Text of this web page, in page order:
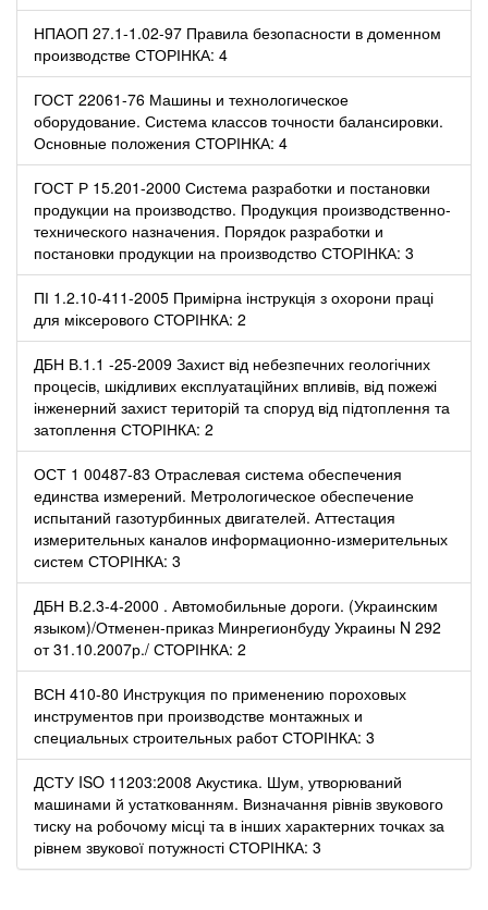
НПАОП 27.1-1.02-97 Правила безопасности в доменном
производстве СТОРІНКА: 4
ГОСТ 22061-76 Машины и технологическое
оборудование. Система классов точности балансировки.
Основные положения СТОРІНКА: 4
ГОСТ Р 15.201-2000 Система разработки и постановки
продукции на производство. Продукция производственно-
технического назначения. Порядок разработки и
постановки продукции на производство СТОРІНКА: 3
ПІ 1.2.10-411-2005 Примірна інструкція з охорони праці
для міксерового СТОРІНКА: 2
ДБН В.1.1 -25-2009 Захист від небезпечних геологічних
процесів, шкідливих експлуатаційних впливів, від пожежі
інженерний захист територій та споруд від підтоплення та
затоплення СТОРІНКА: 2
ОСТ 1 00487-83 Отраслевая система обеспечения
единства измерений. Метрологическое обеспечение
испытаний газотурбинных двигателей. Аттестация
измерительных каналов информационно-измерительных
систем СТОРІНКА: 3
ДБН В.2.3-4-2000 . Автомобильные дороги. (Украинским
языком)/Отменен-приказ Минрегионбуду Украины N 292
от 31.10.2007р./ СТОРІНКА: 2
ВСН 410-80 Инструкция по применению пороховых
инструментов при производстве монтажных и
специальных строительных работ СТОРІНКА: 3
ДСТУ ISO 11203:2008 Акустика. Шум, утворюваний
машинами й устаткованням. Визначання рівнів звукового
тиску на робочому місці та в інших характерних точках за
рівнем звукової потужності СТОРІНКА: 3